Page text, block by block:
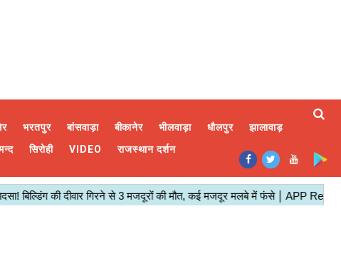
भरतपुर बांसवाड़ा बीकानेर भीलवाड़ा धौलपुर
झालावाड़
सिरोही VIDEO राजस्थान दर्शन